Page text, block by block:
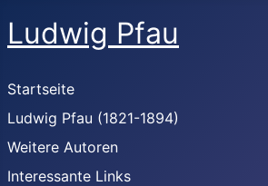
Ludwig Pfau
Startseite
Ludwig Pfau (1821-1894)
Weitere Autoren
Interessante Links